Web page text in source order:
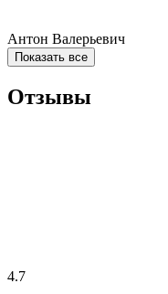
Антон Валерьевич
Показать все
Отзывы
4.7